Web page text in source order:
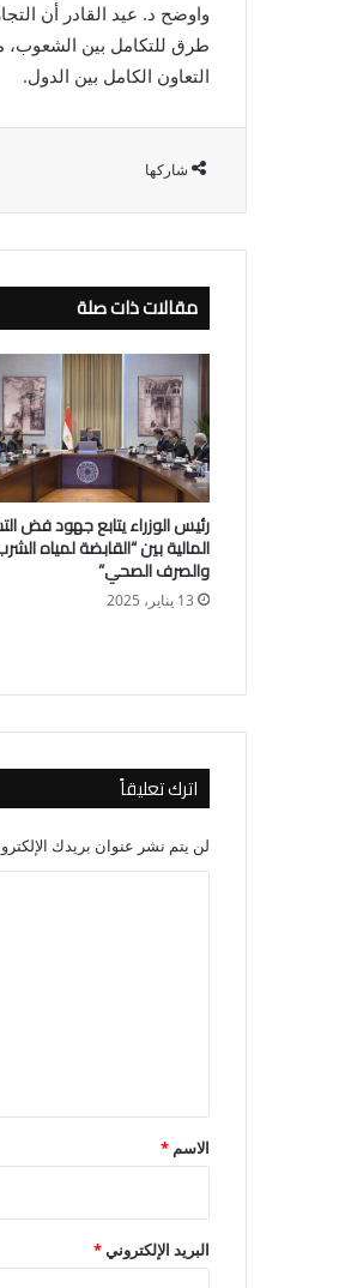
واوضح د. عيد القادر أن
طرق للتكامل بين الشعوب،
التعاون الكامل بين الدول.
شاركها
مقالات ذات صلة
رئيس الوزراء يتابع جهود فض
المالية بين “القابضة لمياه
والصرف الصحي”
13 يناير، 2025
اترك تعليقاً
لن يتم نشر عنوان بريدك
*
الاسم *
البريد الإلكتروني*